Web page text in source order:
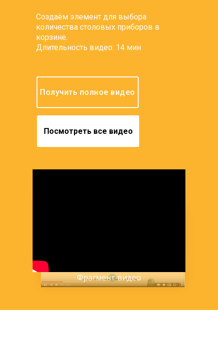
Получить полное видео
Посмотреть все видео
Создаём элемент для выбора
количества столовых приборов в
корзине.
Длительность видео: 14 мин
Фрагмент видео